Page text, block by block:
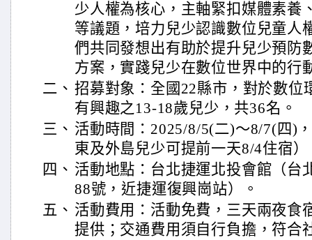
少人權為核心，主軸緊扣媒體素養
等議題，培力兒少認識數位兒童人
們共同發想出有助於提升兒少預防
方案，實踐兒少在數位世界中的行
二、 招募對象：全國22縣市，對於數位
有興趣之13-18歲兒少，共36名。
三、 活動時間：2025/8/5(二)～8/7(四)
東及外島兒少可提前一天8/4住宿）
四、 活動地點：台北捷運北投會館（台
88號，近捷運復興崗站）。
五、 活動費用：活動免費，三天兩夜食
提供；交通費用須自行負擔，符合